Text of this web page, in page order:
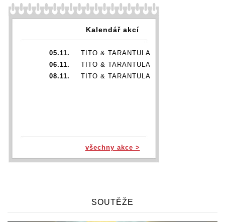
Kalendář akcí
05.11.
TITO & TARANTULA
06.11.
TITO & TARANTULA
08.11.
TITO & TARANTULA
všechny akce >
SOUTĚŽE